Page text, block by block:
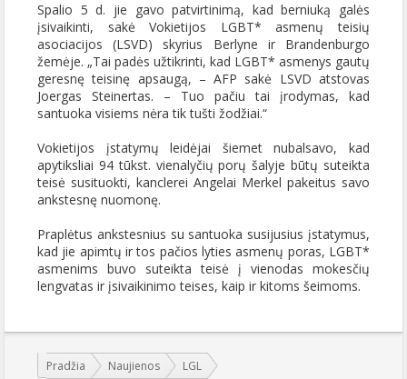
Spalio 5 d. jie gavo patvirtinimą, kad berniuką galės
įsivaikinti, sakė Vokietijos LGBT* asmenų teisių
asociacijos (LSVD) skyrius Berlyne ir Brandenburgo
žemėje. „Tai padės užtikrinti, kad LGBT* asmenys gautų
geresnę teisinę apsaugą, – AFP sakė LSVD atstovas
Joergas Steinertas. – Tuo pačiu tai įrodymas, kad
santuoka visiems nėra tik tušti žodžiai.“
Vokietijos įstatymų leidėjai šiemet nubalsavo, kad
apytiksliai 94 tūkst. vienalyčių porų šalyje būtų suteikta
teisė susituokti, kanclerei Angelai Merkel pakeitus savo
ankstesnę nuomonę.
Praplėtus ankstesnius su santuoka susijusius įstatymus,
kad jie apimtų ir tos pačios lyties asmenų poras, LGBT*
asmenims buvo suteikta teisė į vienodas mokesčių
lengvatas ir įsivaikinimo teises, kaip ir kitoms šeimoms.
Jūs esate čia:
Pradžia Naujienos
LGL